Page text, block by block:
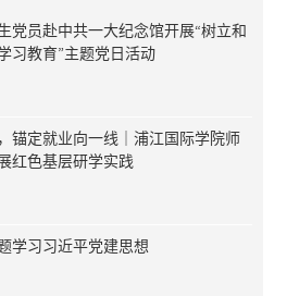
党员赴中共一大纪念馆开展“树立和
习教育”主题党日活动
锚定就业向一线｜浦江国际学院师
红色基层研学实践
学习习近平党建思想